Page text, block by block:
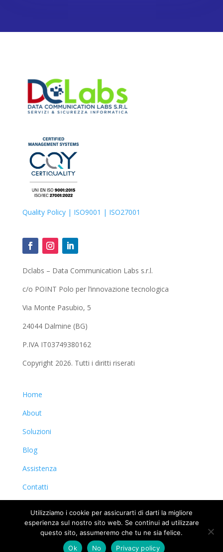
Quality Policy | ISO9001 | ISO27001
Dclabs – Data Communication Labs s.r.l.
c/o POINT Polo per l’innovazione tecnologica
Via Monte Pasubio, 5
24044 Dalmine (BG)
P.IVA IT03749380162
Copyright 2026. Tutti i diritti riserati
Home
About
Soluzioni
Blog
Assistenza
Contatti
Utilizziamo i cookie per assicurarti di darti la migliore
esperienza sul nostro sito web. Se continui ad utilizzare
questo sito, assumeremo che tu ne sia felice.
Ok
No Privacy policy